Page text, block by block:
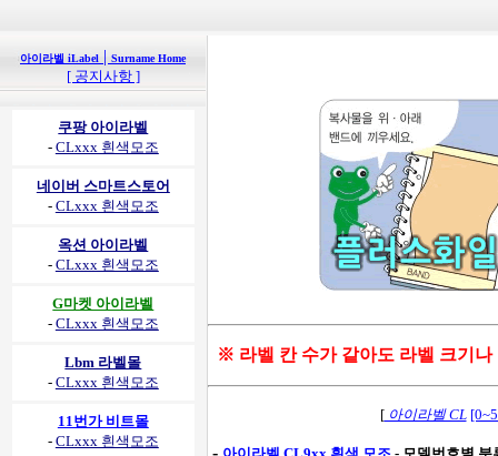
아이라벨 iLabel | Surname Home
[ 공지사항 ]
쿠팡 아이라벨
- CLxxx 흰색모조
네이버 스마트스토어
- CLxxx 흰색모조
옥션 아이라벨
- CLxxx 흰색모조
G마켓 아이라벨
- CLxxx 흰색모조
Lbm 라벨몰
- CLxxx 흰색모조
11번가 비트몰
- CLxxx 흰색모조
※ 라벨 칸 수가 같아도 라벨 크기나
[아이라벨 CL
-